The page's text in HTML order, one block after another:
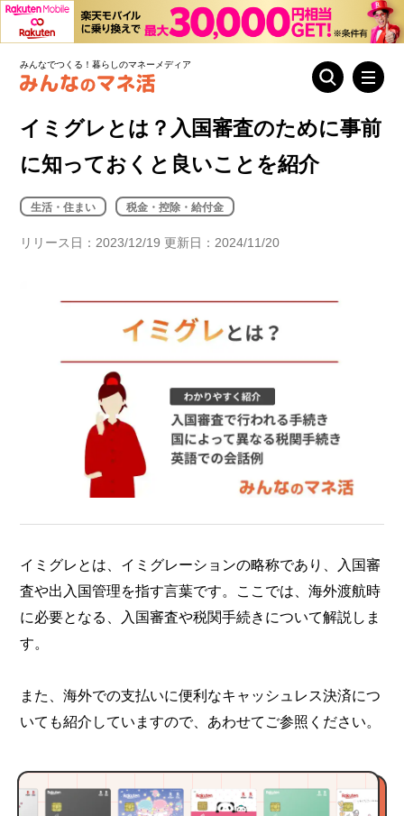
みんなでつくる！暮らしのマネーメディア
イミグレとは？入国審査のために事前
に知っておくと良いことを紹介
生活・住まい 税金・控除・給付金
リリース日：2023/12/19 更新日：2024/11/20
イミグレとは、イミグレーションの略称であり、入国審
査や出入国管理を指す言葉です。ここでは、海外渡航時
に必要となる、入国審査や税関手続きについて解説しま
す。
また、海外での支払いに便利なキャッシュレス決済につ
いても紹介していますので、あわせてご参照ください。